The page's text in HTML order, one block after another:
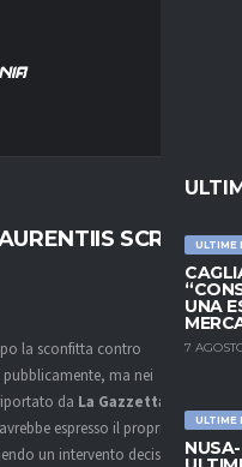
ULTIME
UNA
7
ULTIME
SCRIVE
la sconfitta contro
ma nei
da La Gazzetta
avrebbe espresso il proprio
un intervento deciso sul